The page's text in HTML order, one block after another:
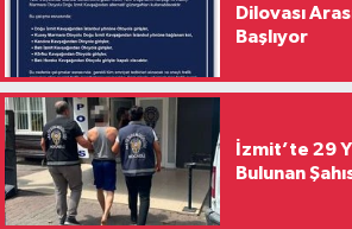
Dilovası
Başlıyor
İzmit’te 29
Bulunan